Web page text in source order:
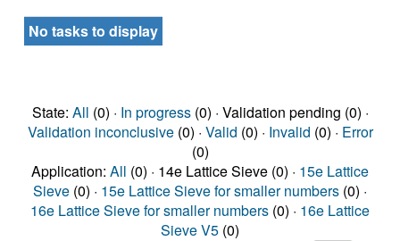
No tasks to display
State: All (0) · In progress(0) · Validation pending (0) ·
Validation inconclusive(0) · Valid (0) · Invalid (0) · Error
(0)
Application: All (0) · 14e Lattice Sieve (0) · 15e Lattice
Sieve (0) · 15e Lattice Sieve for smaller numbers (0) ·
16e Lattice Sieve for smaller numbers (0) · 16e Lattice
Sieve V5 (0)